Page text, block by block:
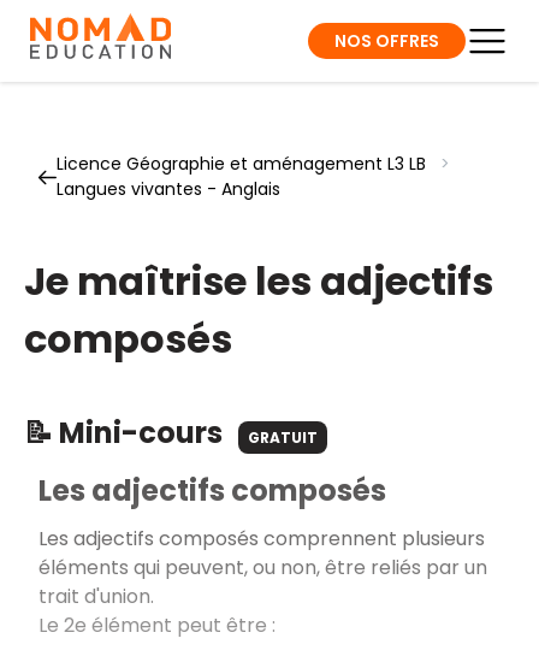
NOS OFFRES
Licence Géographie et aménagement L3 LB
>
Langues vivantes - Anglais
Je maîtrise les adjectifs
composés
📝 Mini-cours GRATUIT
Les adjectifs composés
Les adjectifs composés comprennent plusieurs
éléments qui peuvent, ou non, être reliés par un
trait d'union.
Le 2e élément peut être :